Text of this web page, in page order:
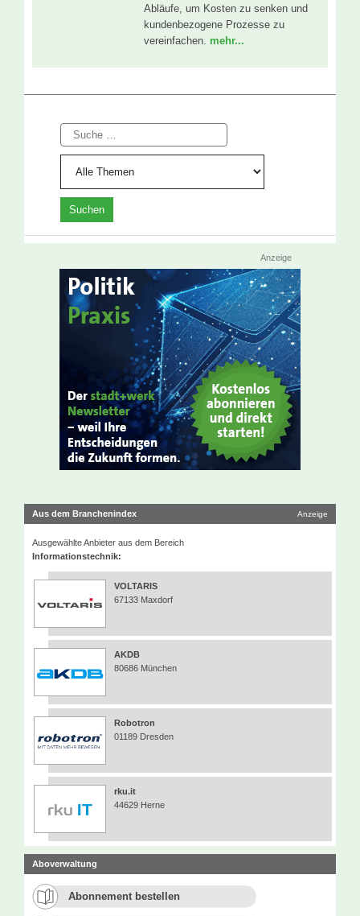
Abläufe, um Kosten zu senken und
kundenbezogene Prozesse zu
vereinfachen. mehr...
Suche
Anzeige
Aus dem Branchenindex Anzeige
Ausgewählte Anbieter aus dem Bereich
Informationstechnik:
VOLTARIS
67133 Maxdorf
AKDB
80686 München
Robotron
01189 Dresden
rku.it
44629 Herne
Aboverwaltung
Abonnement bestellen